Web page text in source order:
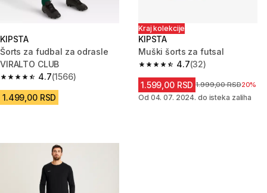
KIPSTA
Šorts za fudbal za odrasle
VIRALTO CLUB
4.7
4.7 od 5 zvezdica from 1566 Recenzije
(1566)
1.499,00 RSD
Kraj kolekcije
KIPSTA
Muški šorts za futsal
4.7
4.7 od 5 zvezdica from 32
(32)
1.599,00 RSD Cena pre sniženja
1.999,00 RSD20%
Od 04. 07. 2024. do isteka zaliha